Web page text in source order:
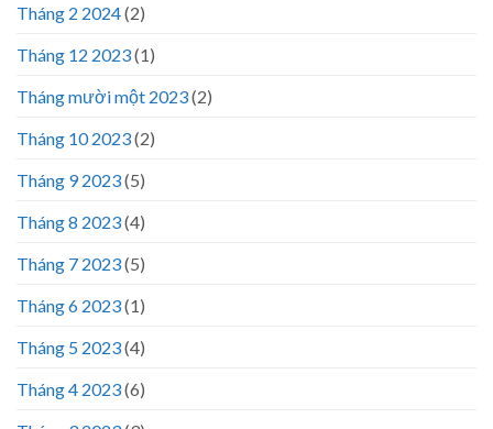
Tháng 2 2024(2)
Tháng 12 2023(1)
Tháng mười một 2023(2)
Tháng 10 2023(2)
Tháng 9 2023(5)
Tháng 8 2023(4)
Tháng 7 2023(5)
Tháng 6 2023(1)
Tháng 5 2023(4)
Tháng 4 2023(6)